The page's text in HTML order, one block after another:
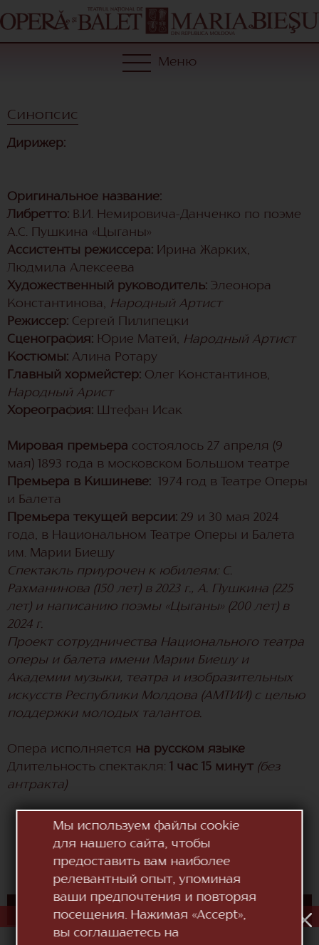
Мы используем файлы cookie
для нашего сайта, чтобы
предоставить вам наиболее
релевантный опыт, упоминая
ваши предпочтения и повторяя
посещения. Нажимая «Accept»,
вы соглашаетесь на
Меню
Синопсис
Дирижер:
Оригинальное название:
Либретто: В.И. Немировича-Данченко по поэме
А.С. Пушкина «Цыганы»
Ассистенты режиссера: Ирина Жарких,
Людмила Алексеева
Художественный руководитель: Элеонора
Константинова, Народный Артист
Режиссер: Сергей Пилипецки
Сценография: Юрие Матей, Народный Артист
Костюмы: Алина Ротару
Главный хормейстер: Олег Константинов,
Народный Арист
Хореография: Штефан Исак
Мировая премьера состоялось 27 апреля (9
мая) 1893 года в московском Большом театре
Премьера в Кишиневе:
1974 год в Театре Оперы
и Балета
Премьера текущей версии: 29 и 30 мая 2024
года, в Национальном Театре Оперы и Балета
им. Марии Биешу
Спектакль приурочен к юбилеям: С.
Рахманинова (150 лет) в 2023 г., А. Пушкина (225
лет) и написанию поэмы «Цыганы» (200 лет) в
2024 г.
Проект сотрудничества Национального театра
оперы и балета имени Марии Биешу и
Академии музыки, театра и изобразительных
искусств Республики Молдова (АМТИИ) с целью
поддержки молодых талантов.
Опера исполняется
на русском языке
Длительность спектакля:
1 час 15 минут (без
антракта)
АЛЕКО
Опера в одном действии, Сергей Рахманинов
КУПИТЬ БИЛЕТ